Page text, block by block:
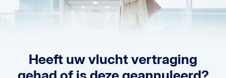
Heeft uw vlucht vertraging
gehad of is deze geannuleerd?